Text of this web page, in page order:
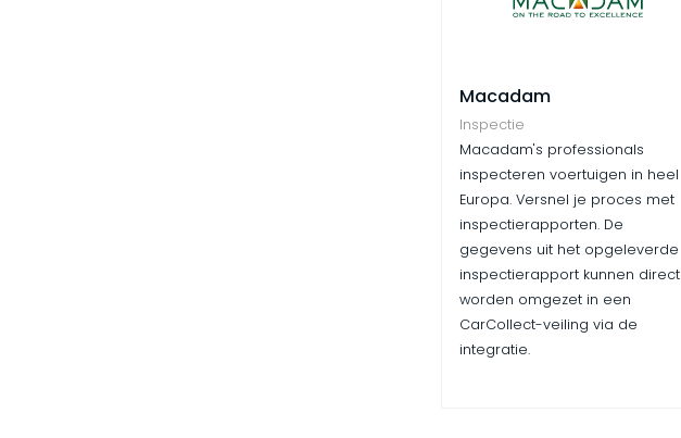
Macadam
Inspectie
Macadam's professionals
inspecteren voertuigen in heel
Europa. Versnel je proces met
inspectierapporten. De
gegevens uit het opgeleverde
inspectierapport kunnen direct
worden omgezet in een
CarCollect-veiling via de
integratie.